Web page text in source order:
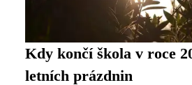
Kdy končí škola v roce
letních prázdnin